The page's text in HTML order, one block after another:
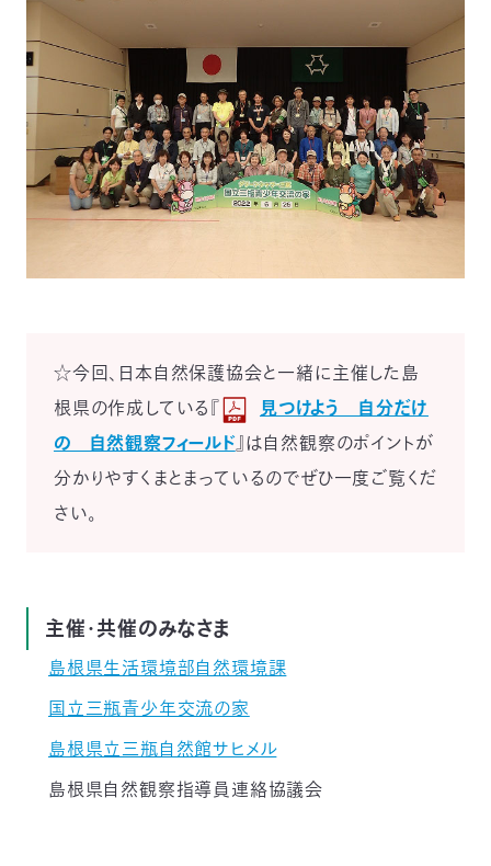
☆今回、日本自然保護協会と一緒に主催した島
根県の作成している『
見つけよう 自分だけ
の 自然観察フィールド』は自然観察のポイントが
分かりやすくまとまっているのでぜひ一度ご覧くだ
さい。
主催・共催のみなさま
島根県生活環境部自然環境課
国立三瓶青少年交流の家
島根県立三瓶自然館サヒメル
島根県自然観察指導員連絡協議会